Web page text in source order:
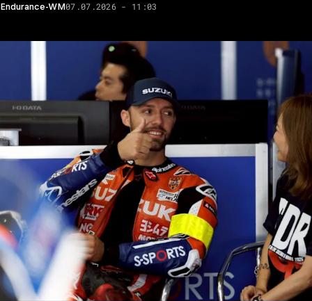
Endurance-WM07.07.2026 - 11:03